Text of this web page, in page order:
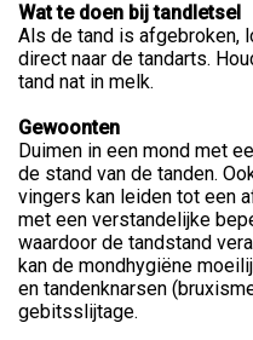
Wat te doen bij tandletsel
Als de tand is afgebroken,
direct naar de tandarts.
tand nat in melk.
Gewoonten
Duimen in een mond met
de stand van de tanden.
vingers kan leiden tot een
met een verstandelijke
waardoor de tandstand
kan de mondhygiëne
en tandenknarsen
gebitsslijtage.